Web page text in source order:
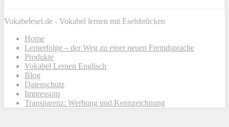
Vokabelesel.de - Vokabel lernen mit Eselsbrücken
Home
Lernerfolge – der Weg zu einer neuen Fremdsprache
Produkte
Vokabel Lernen Englisch
Blog
Datenschutz
Impressum
Transparenz: Werbung und Kennzeichnung